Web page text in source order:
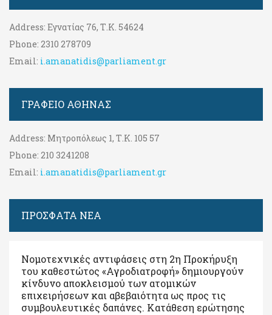
Address: Εγνατίας 76, Τ.Κ. 54624
Phone: 2310 278709
Email: i.amanatidis@parliament.gr
ΓΡΑΦΕΊΟ ΑΘΉΝΑΣ
Address: Μητροπόλεως 1, Τ.Κ. 105 57
Phone: 210 3241208
Email: i.amanatidis@parliament.gr
ΠΡΟΣΦΑΤΑ ΝΕΑ
Νομοτεχνικές αντιφάσεις στη 2η Προκήρυξη
του καθεστώτος «Αγροδιατροφή» δημιουργούν
κίνδυνο αποκλεισμού των ατομικών
επιχειρήσεων και αβεβαιότητα ως προς τις
συμβουλευτικές δαπάνες. Κατάθεση ερώτησης